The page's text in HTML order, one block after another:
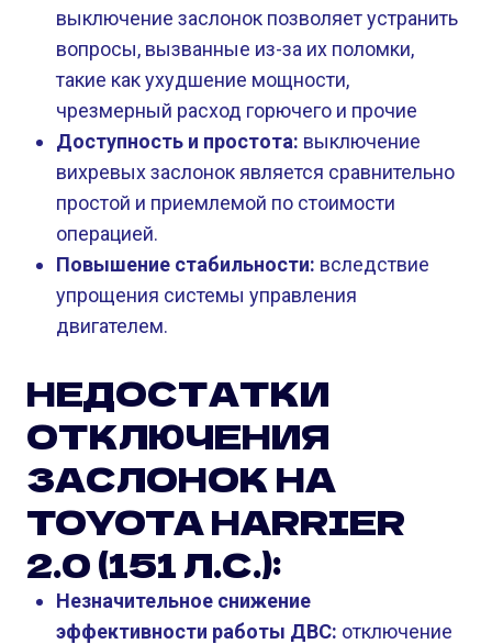
выключение заслонок позволяет устранить
вопросы, вызванные из-за их поломки,
такие как ухудшение мощности,
чрезмерный расход горючего и прочие
Доступность и простота: выключение
вихревых заслонок является сравнительно
простой и приемлемой по стоимости
операцией.
Повышение стабильности: вследствие
упрощения системы управления
двигателем.
НЕДОСТАТКИ
ОТКЛЮЧЕНИЯ
ЗАСЛОНОК НА
TOYOTA HARRIER
2.0 (151 Л.С.):
Незначительное снижение
эффективности работы ДВС: отключение